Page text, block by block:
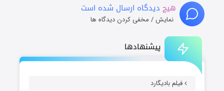
پیشنهادها
فیلم بادیگارد
هیچ دیدگاه ارسال شده است
نمایش / مخفی کردن دیدگاه ها